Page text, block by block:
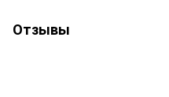
Отзывы